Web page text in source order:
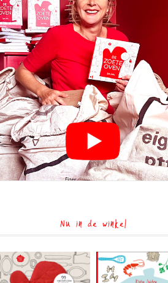
Nu in de winkel